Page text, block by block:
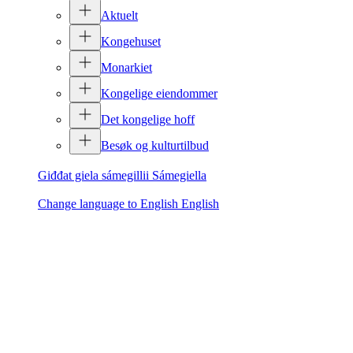
Aktuelt
Kongehuset
Monarkiet
Kongelige eiendommer
Det kongelige hoff
Besøk og kulturtilbud
Giđđat giela sámegillii Sámegiella
Change language to English English